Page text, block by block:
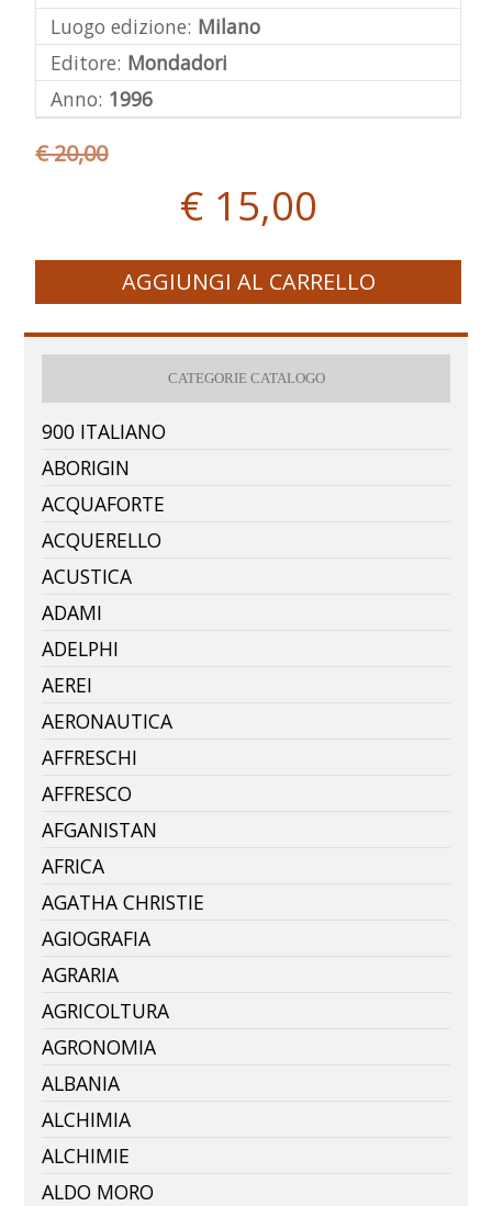
Luogo edizione: Milano
Editore: Mondadori
Anno: 1996
€ 20,00
€ 15,00
AGGIUNGI AL CARRELLO
CATEGORIE CATALOGO
900 ITALIANO
ABORIGIN
ACQUAFORTE
ACQUERELLO
ACUSTICA
ADAMI
ADELPHI
AEREI
AERONAUTICA
AFFRESCHI
AFFRESCO
AFGANISTAN
AFRICA
AGATHA CHRISTIE
AGIOGRAFIA
AGRARIA
AGRICOLTURA
AGRONOMIA
ALBANIA
ALCHIMIA
ALCHIMIE
ALDO MORO